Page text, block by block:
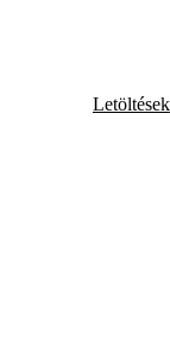
Letöltések